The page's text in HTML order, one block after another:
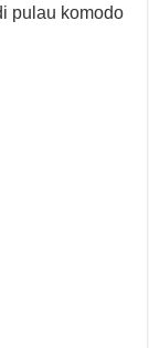
pulau komodo